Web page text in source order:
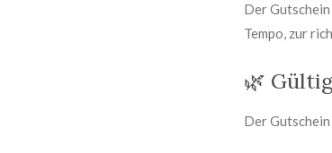
Der
Tempo, zur
🌿
Der